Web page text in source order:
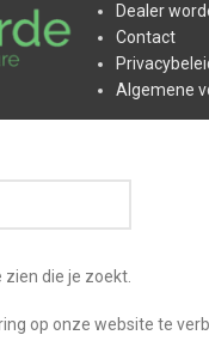
Dealer
Contact
Algemene
die je zoekt.
op onze website te